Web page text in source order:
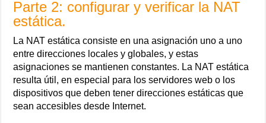
Parte 2: configurar y verificar la NAT
estática.
La NAT estática consiste en una asignación uno a uno
entre direcciones locales y globales, y estas
asignaciones se mantienen constantes. La NAT estática
resulta útil, en especial para los servidores web o los
dispositivos que deben tener direcciones estáticas que
sean accesibles desde Internet.